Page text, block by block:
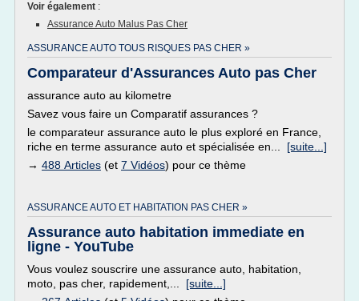
Voir également :
Assurance Auto Malus Pas Cher
ASSURANCE AUTO TOUS RISQUES PAS CHER »
Comparateur d'Assurances Auto pas Cher
assurance auto au kilometre
Savez vous faire un Comparatif assurances ?
le comparateur assurance auto le plus exploré en France,
riche en terme assurance auto et spécialisée en... [suite...]
→ 488 Articles (et 7 Vidéos) pour ce thème
ASSURANCE AUTO ET HABITATION PAS CHER »
Assurance auto habitation immediate en
ligne - YouTube
Vous voulez souscrire une assurance auto, habitation,
moto, pas cher, rapidement,... [suite...]